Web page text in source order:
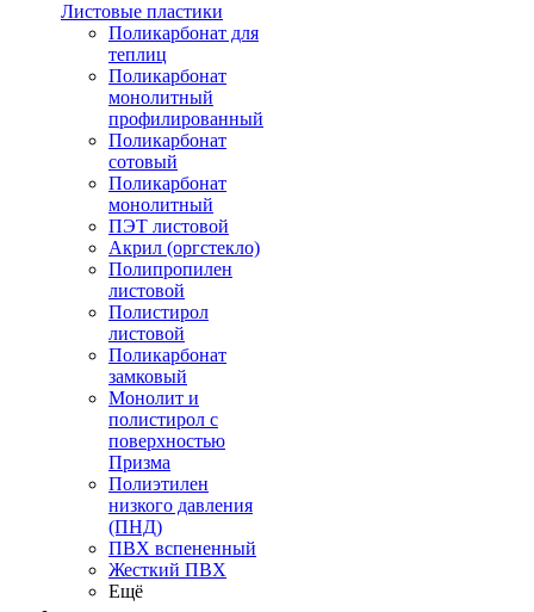
Листовые пластики
Поликарбонат для
теплиц
Поликарбонат
монолитный
профилированный
Поликарбонат
сотовый
Поликарбонат
монолитный
ПЭТ листовой
Акрил (оргстекло)
Полипропилен
листовой
Полистирол
листовой
Поликарбонат
замковый
Монолит и
полистирол с
поверхностью
Призма
Полиэтилен
низкого давления
(ПНД)
ПВХ вспененный
Жесткий ПВХ
Ещё